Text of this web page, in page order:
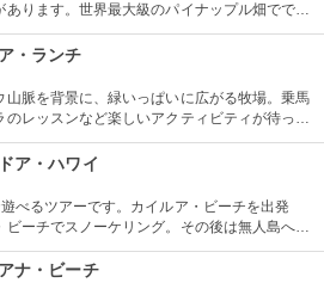
あります。世界最大級のパイナップル畑ででき
ップル・エキスプレスなど、大人も子供も楽し
ンがあります。カワイイお土産もいっぱい。
・ランチ
山脈を背景に、緑いっぱいに広がる牧場。乗馬
のレッスンなど楽しいアクティビティが待って
ハンバーガーも楽しみですね。映画『ジュラシ
ロケ地としても知られ、ロケ地巡りのバスも
ア・ハワイ
べるツアーです。カイルア・ビーチを出発
ビーチでスノーケリング。その後は無人島へゴ
こぎながら、どこまでも続く美しい海を満喫で
スタッフもいますし、送迎やランチもついてい
ナ・ビーチ